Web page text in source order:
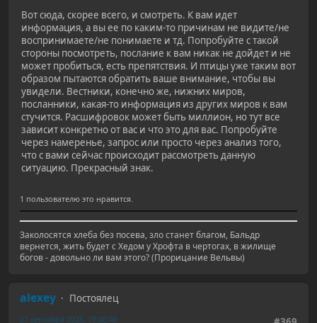
Вот сюда, скорее всего, и смотреть. К вам идет
информация, а вы ее по каким-то причинам не видите/не
воспринимаете/не понимаете и тд. Попробуйте с такой
стороны посмотреть, послание к вам никак не дойдет и не
может пробиться, есть препятствия. И птицы уже таким вот
образом пытаются обратить ваше внимание, чтобы вы
увидели. Вестники, конечно же, нижних миров,
посланники, какая-то информация из других миров к вам
стучится. Расшифровок может быть миллион, но тут все
зависит конкретно от вас и что это для вас. Попробуйте
через намеренье, запрос или просто через анализ того,
что с вами сейчас происходит рассмотреть данную
ситуацию. Прекрасный знак.
1 пользователю это нравится.
Заколосятся хлеба без посева, зло станет благом, Бальдр
вернется, жить будет с Хедом у Хрофта в чертогах, в жилище
богов - довольно ли вам этого? (Прорицание Вельвы)
alexey
Постоялец
27 сентября 2025, 19:00:46